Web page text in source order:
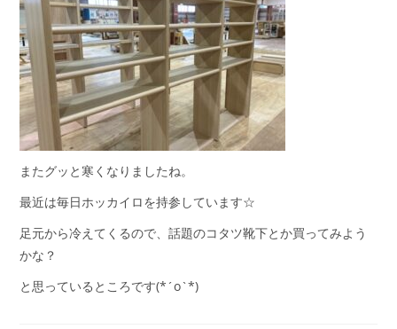
またグッと寒くなりましたね。
最近は毎日ホッカイロを持参しています☆
足元から冷えてくるので、話題のコタツ靴下とか買ってみよう
かな？
と思っているところです(*´o`*)